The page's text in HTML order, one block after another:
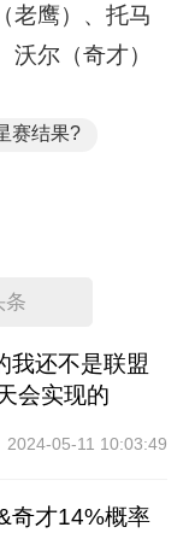
老鹰）、托马
尔（奇才）
赛结果?
条
我还不是联盟
会实现的
2024-05-11 10:03:49
奇才14%概率